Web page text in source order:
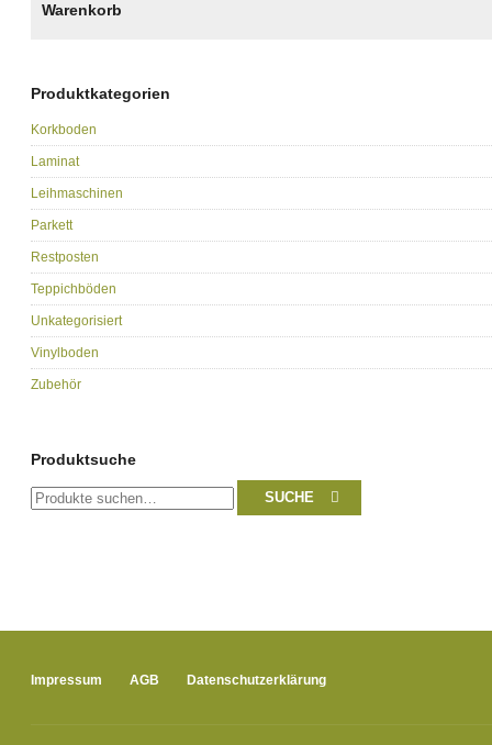
Warenkorb
Produktkategorien
Korkboden
Laminat
Leihmaschinen
Parkett
Restposten
Teppichböden
Unkategorisiert
Vinylboden
Zubehör
Produktsuche
Suche
nach:
SUCHE
Impressum AGB Datenschutzerklärung